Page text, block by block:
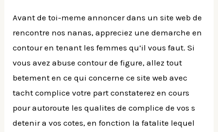
Avant de toi-meme annoncer dans un site web de
rencontre nos nanas, appreciez une demarche en
contour en tenant les femmes qu’il vous faut. Si
vous avez abuse contour de figure, allez tout
betement en ce qui concerne ce site web avec
tacht complice votre part constaterez en cours
pour autoroute les qualites de complice de vos s
detenir a vos cotes, en fonction la fatalite lequel